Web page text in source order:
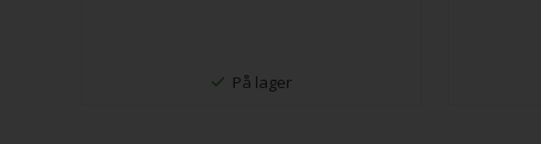
På lager